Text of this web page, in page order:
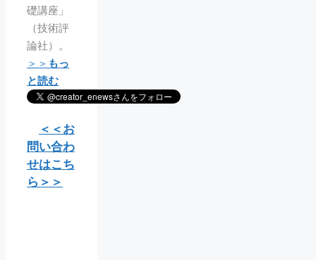
礎講座」
（技術評
論社）。
＞＞ もっ
と読む
＜＜お
問い合わ
せはこち
ら＞＞